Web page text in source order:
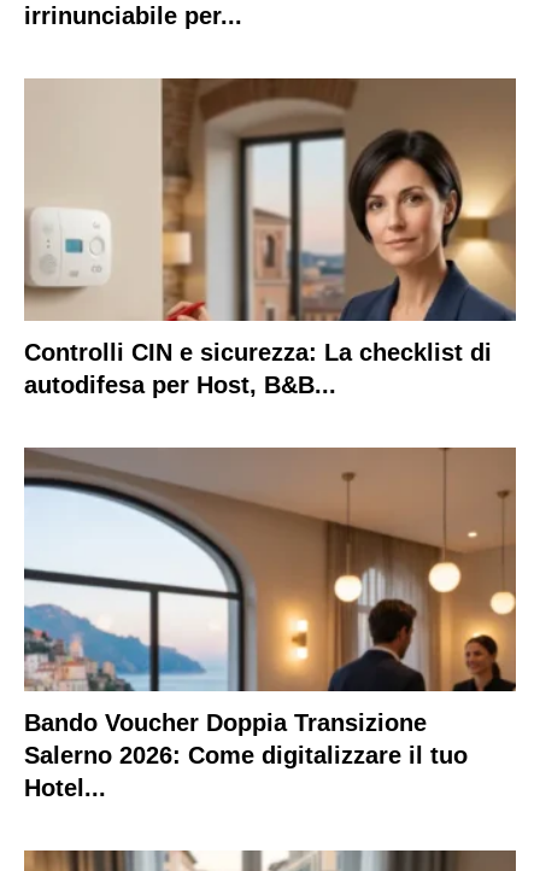
irrinunciabile per...
Controlli CIN e sicurezza: La checklist di
autodifesa per Host, B&B...
Bando Voucher Doppia Transizione
Salerno 2026: Come digitalizzare il tuo
Hotel...